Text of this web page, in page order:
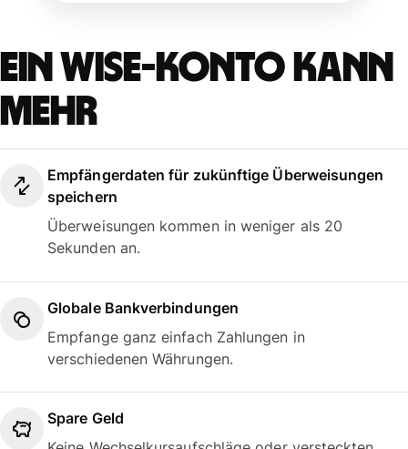
Ein Wise-Konto kann
mehr
Empfängerdaten für zukünftige Überweisungen
speichern
Überweisungen kommen in weniger als 20
Sekunden an.
Globale Bankverbindungen
Empfange ganz einfach Zahlungen in
verschiedenen Währungen.
Spare Geld